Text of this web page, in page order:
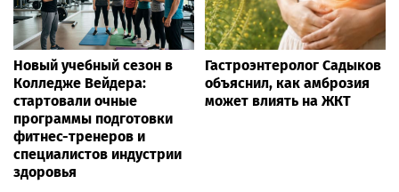
Новый учебный сезон в
Колледже Вейдера:
стартовали очные
программы подготовки
фитнес-тренеров и
специалистов индустрии
здоровья
Гастроэнтеролог Садыков
объяснил, как амброзия
может влиять на ЖКТ